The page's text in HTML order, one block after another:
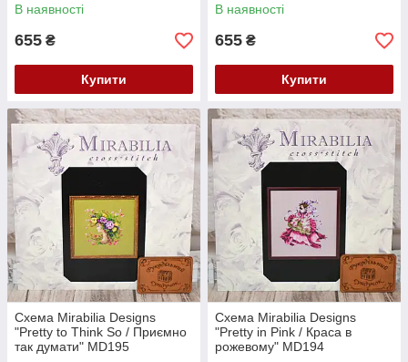
В наявності
655 ₴
Купити
В наявності
655 ₴
Купити
Схема Mirabilia Designs
"Pretty to Think So / Приємно
так думати" MD195
Схема Mirabilia Designs
"Pretty in Pink / Краса в
рожевому" MD194